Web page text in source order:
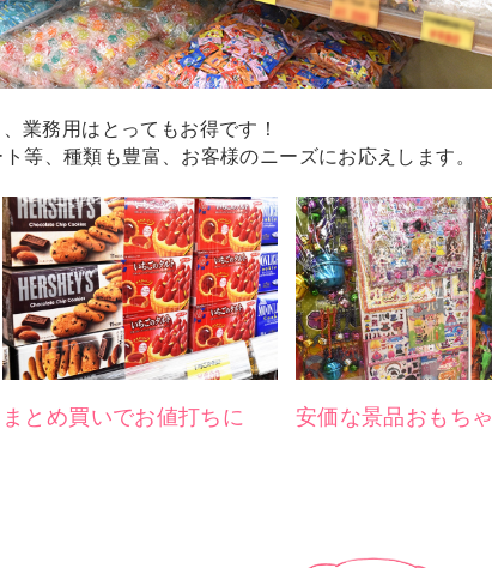
業務用はとってもお得です！
等、種類も豊富、お客様のニーズにお応えします。
まとめ買いでお値打ちに 安価な景品おもちゃ